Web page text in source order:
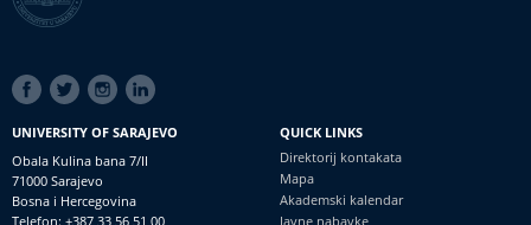
SOCIAL
LINKS
UNIVERSITY OF SARAJEVO
Obala Kulina bana 7/II
71000 Sarajevo
Bosna i Hercegovina
Telefon: +387 33 56 51 00
QUICK LINKS
Direktorij kontakata
Mapa
Akademski kalendar
Javne nabavke